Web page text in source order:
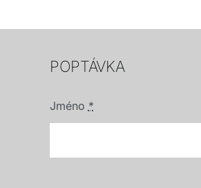
POPTÁVKA
Jméno *